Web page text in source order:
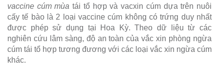
vaccine cúm mùa tái tổ hợp và vacxin cúm dựa trên nuôi
cấy tế bào là 2 loại vaccine cúm không có trứng duy nhất
được phép sử dụng tại Hoa Kỳ. Theo dữ liệu từ các
nghiên cứu lâm sàng, độ an toàn của vắc xin phòng ngừa
cúm tái tổ hợp tương đương với các loại vắc xin ngừa cúm
khác.